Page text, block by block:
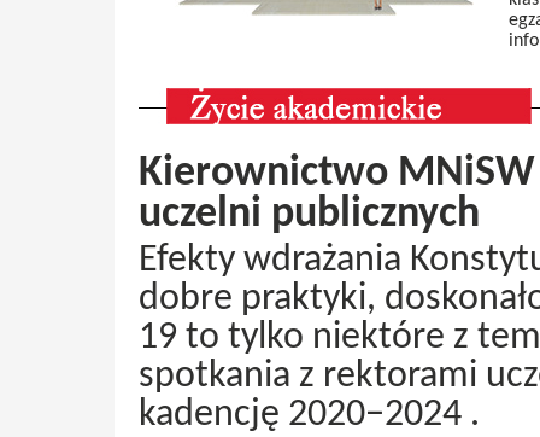
Kierownictwo
uczelni publicznych
Efekty wdrażania
dobre praktyki,
19 to tylko niektóre z
spotkania z rektorami
kadencję 2020−2024 .